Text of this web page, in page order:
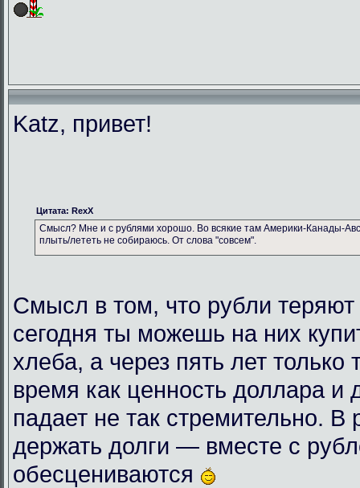
Katz, привет!
Цитата: RexX
Смысл? Мне и с рублями хорошо. Во всякие там Америки-Канады-
плыть/лететь не собираюсь. От слова "совсем".
Смысл в том, что рубли теряют
сегодня ты можешь на них
хлеба, а через пять лет только
время как ценность доллара и
падает не так стремительно. В
держать долги — вместе с
обесцениваются